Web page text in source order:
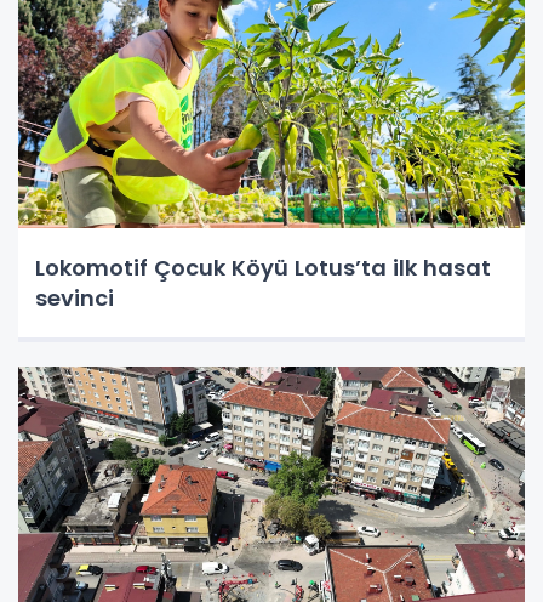
Lokomotif Çocuk Köyü Lotus’ta ilk hasat
sevinci